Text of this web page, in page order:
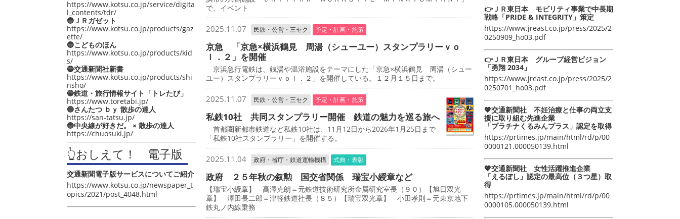
https://www.kotsu.co.jp/service/digita
l_contents/tdr/
🔵ＪＲガゼット
https://www.kotsu.co.jp/products/gaz
ette/
🔵こどものほん
https://www.kotsu.co.jp/products/kid
s/
🔵交通新聞社新書
https://www.kotsu.co.jp/products/shi
nsho/
🔵鉄道・旅行情報サイト「トレたび」
https://www.toretabi.jp/
🔵さんたつ ｂｙ 散歩の達人
https://san-tatsu.jp/
🔵中央線が好きだ。 × 散歩の達人
https://chuosuki.jp/
👆おしえて！ 電子版
交通新聞電子版サービスについてご紹介
https://www.kotsu.co.jp/newspaper_t
opics/2021/post_4048.html
で、イベント
2025.11.07 民鉄・公営・三セク 予定・計画・施策
京急 「京急×横浜鶴見 周湯（シューユー）スタンプラリーｖｏ
ｌ．２」を開催
京浜急行電鉄は、銭湯や温浴施設をテーマにした「京急×横浜鶴見 周湯（シュー
ユー）スタンプラリーｖｏｌ．２」を開催している。１２月１５日まで。
2025.11.07 民鉄・公営・三セク 予定・計画・施策
私鉄10社 共同スタンプラリー開催 鉄道の魅力を巡る旅へ
首都圏新都市鉄道など私鉄10社は、11月12日から2026年1月25日まで
「私鉄10社スタンプラリー」を開催する。
2025.11.04 政府・省庁・鉄道運輸機構 式典・表彰
政府 ２５年秋の叙勲 国交省関係 瑞宝小綬章など
【瑞宝小綬章】 髙澤克朗＝元鉄道技術研究所金属研究室長（９０）【旭日双光
章】 澤田長二郎＝津軽鉄道社長（８５）【瑞宝双光章】 小田孝則＝元東京地下
鉄丸ノ内線乗務
👉ＪＲ東日本 モビリティ事業で中長期
戦略「PRIDE & INTEGRITY」策定
https://www.jreast.co.jp/press/2025/2
0250909_ho03.pdf
👉ＪＲ東日本 グループ経営ビジョン
「勇翔 2034」
https://www.jreast.co.jp/press/2025/2
0250701_ho03.pdf
💖交通新聞社 不妊治療と仕事の両立支
援に取り組む先進企業
「プラチナくるみんプラス」認定を取得
https://prtimes.jp/main/html/rd/p/00
0000121.000050139.html
💖交通新聞社 女性活躍推進企業
「えるぼし」認定の最高位（３つ星）取
得
https://prtimes.jp/main/html/rd/p/00
0000105.000050139.html